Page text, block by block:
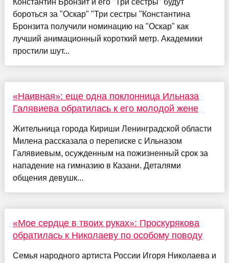
Константин Бронзит и его "Три сестры" будут
бороться за "Оскар" "Три сестры "Константина
Бронзита получили номинацию на "Оскар" как
лучший анимационный короткий метр. Академики
простили шут...
«Наивная»: еще одна поклонница Ильназа
Галявиева обратилась к его молодой жене
Жительница города Кириши Ленинградской области
Милена рассказала о переписке с Ильназом
Галявиевым, осужденным на пожизненный срок за
нападение на гимназию в Казани. Деталями
общения девушк...
«Мое сердце в твоих руках»: Проскурякова
обратилась к Николаеву по особому поводу
Семья народного артиста России Игоря Николаева и